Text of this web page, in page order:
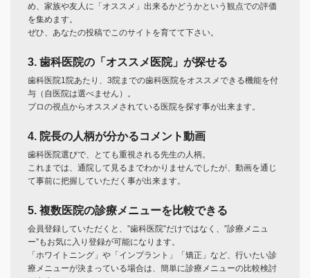
め、家族や友人に「オススメ」出来るかどうかという観点での評価
を集めます。
ぜひ、あなたの投稿でこのサイトを育てて下さい。
3. 歯科医院の「オススメ医院」が探せる
歯科医院1院あたり、3院までの歯科医院をオススメできる機能を付
与（自医院は選べません）。
プロの視点からオススメされている医院を探す事が出来ます。
4. 院長の人柄が分かるコメント動画
歯科医院選びで、とても重視される先生の人柄。
これまでは、通院して見るまでわかりませんでしたが、動画を通じ
て事前に把握していただく事が出来ます。
5. 複数医院の診療メニューを比較できる
会員登録していただくと、”歯科医院”だけではなく、”診療メニュ
ー”もお気に入り登録が可能になります。
「ホワイトニング」や「インプラント」「矯正」など、行いたい診
療メニューが決まっている場合は、簡単に診療メニューの比較検討